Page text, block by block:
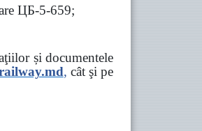
ЦБ-5-659;
și documentele
, cât şi pe